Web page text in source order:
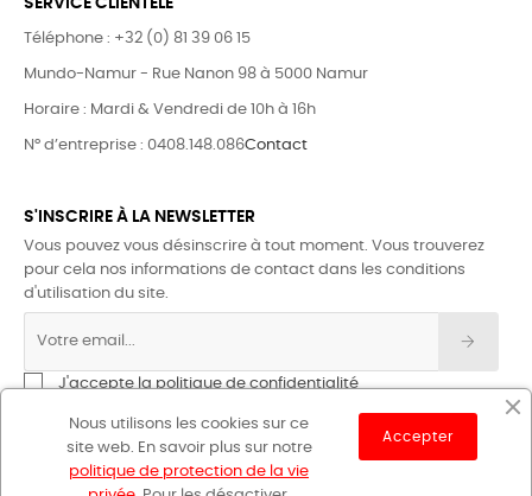
Téléphone : +32 (0) 81 39 06 15
Mundo-Namur - Rue Nanon 98 à 5000 Namur
Horaire : Mardi & Vendredi de 10h à 16h
N° d’entreprise : 0408.148.086Contact
S'INSCRIRE À LA NEWSLETTER
Vous pouvez vous désinscrire à tout moment. Vous trouverez
pour cela nos informations de contact dans les conditions
d'utilisation du site.
J'accepte la politique de confidentialité
Nous utilisons les cookies sur ce
site web. En savoir plus sur notre
politique de protection de la vie
Accepter